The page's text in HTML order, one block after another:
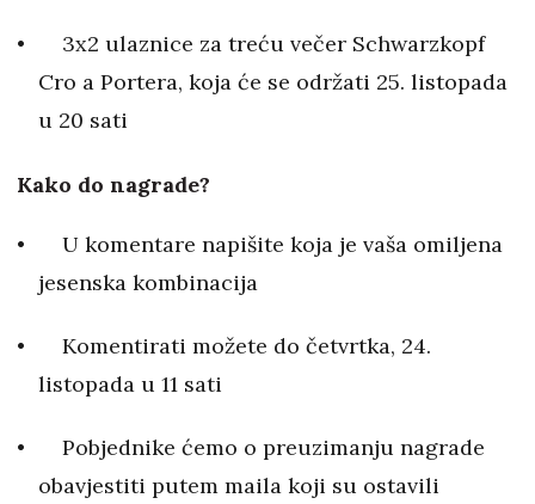
3x2 ulaznice za treću večer Schwarzkopf
Cro a Portera, koja će se održati 25. listopada
u 20 sati
Kako do nagrade?
U komentare napišite koja je vaša omiljena
jesenska kombinacija
Komentirati možete do četvrtka, 24.
listopada u 11 sati
Pobjednike ćemo o preuzimanju nagrade
obavjestiti putem maila koji su ostavili